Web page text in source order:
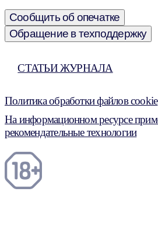
Сообщить об опечатке
Обращение в техподдержку
СТАТЬИ ЖУРНАЛА
Политика обработки файлов cookie
На информационном ресурсе
рекомендательные технологии